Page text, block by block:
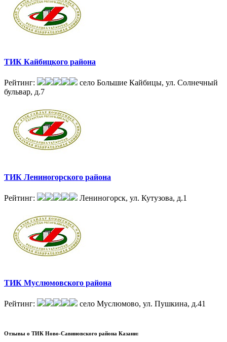
ТИК Кайбицкого района
Рейтинг:
село Большие Кайбицы, ул. Солнечный
бульвар, д.7
ТИК Лениногорского района
Рейтинг: Лениногорск, ул. Кутузова, д.1
ТИК Муслюмовского района
Рейтинг: село Муслюмово, ул. Пушкина, д.41
Отзывы о ТИК Ново-Савиновского района Казани: